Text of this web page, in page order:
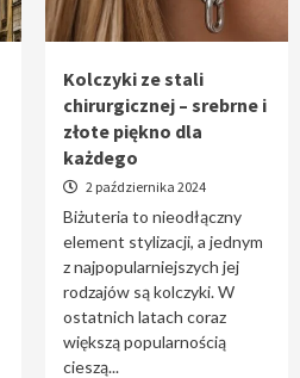
Kolczyki ze stali
chirurgicznej – srebrne i
złote piękno dla
każdego
2 października 2024
Biżuteria to nieodłączny
element stylizacji, a jednym
z najpopularniejszych jej
rodzajów są kolczyki. W
ostatnich latach coraz
większą popularnością
cieszą...